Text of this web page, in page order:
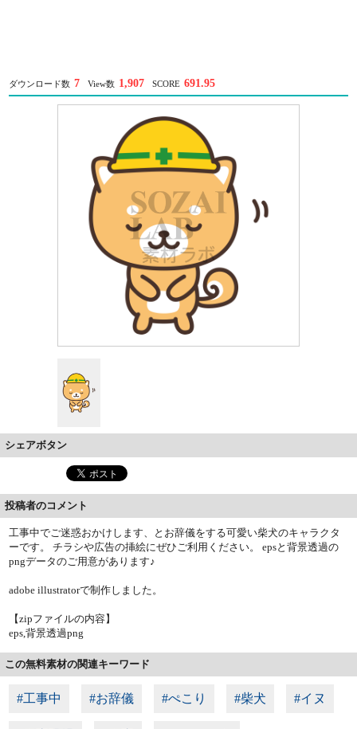
ダウンロード数 7 View数 1,907 SCORE 691.95
シェアボタン
投稿者のコメント
工事中でご迷惑おかけします、とお辞儀をする可愛い柴犬のキャラクタ
ーです。 チラシや広告の挿絵にぜひご利用ください。 epsと背景透過の
pngデータのご用意があります♪
adobe illustratorで制作しました。
【zipファイルの内容】
eps,背景透過png
この無料素材の関連キーワード
#工事中 #お辞儀 #ぺこり #柴犬 #イヌ